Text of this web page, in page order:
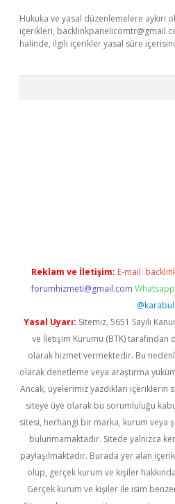
Hukuka ve yasal düzenlemelere aykırı
içerikleri,
halinde, ilgili içerikler yasal süre
Reklam ve İletişim: E-mail:
forumhizmeti@gmail.com
@karabul
Yasal Uyarı: Sitemiz, 5651 Sayılı
ve İletişim Kurumu (BTK) tarafından
olarak hizmet vermektedir. Bu
olarak denetleme veya araştırma
Ancak, üyelerimiz yazdıkları içeriklerin
siteye üye olarak bu sorumluluğu
sitesi, herhangi bir marka, kurum veya
bulunmamaktadır. Sitede yalnızca
paylaşılmaktadır. Burada yer alan
olup, gerçek kurum ve kişiler
Gerçek kurum ve kişiler ile isim